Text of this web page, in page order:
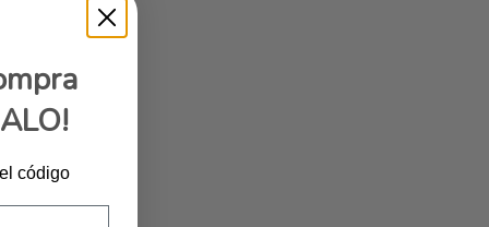
código